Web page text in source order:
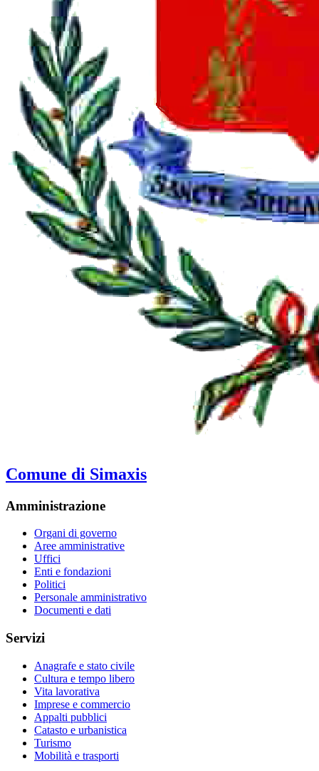
Comune di Simaxis
Amministrazione
Organi di governo
Aree amministrative
Uffici
Enti e fondazioni
Politici
Personale amministrativo
Documenti e dati
Servizi
Anagrafe e stato civile
Cultura e tempo libero
Vita lavorativa
Imprese e commercio
Appalti pubblici
Catasto e urbanistica
Turismo
Mobilità e trasporti